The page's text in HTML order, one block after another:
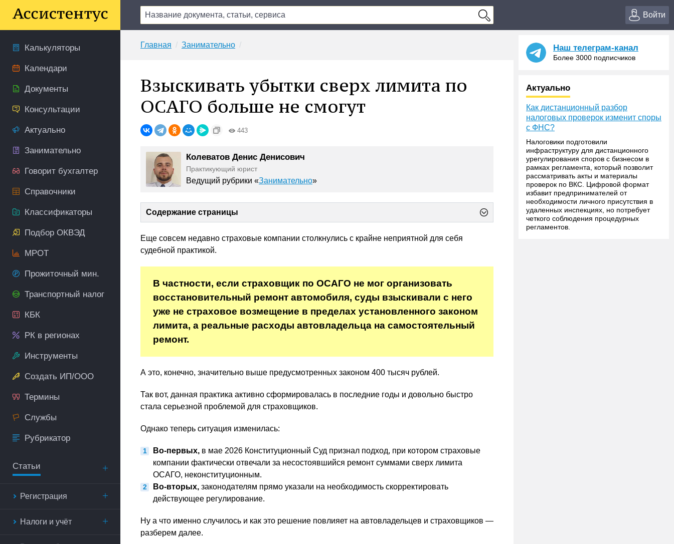
Войти
Калькуляторы
Календари
Документы
Консультации
Актуально
Занимательно
Говорит бухгалтер
Справочники
Классификаторы
Подбор ОКВЭД
МРОТ
Прожиточный мин.
Транспортный налог
КБК
РК в регионах
Инструменты
Создать ИП/ООО
Термины
Службы
Рубрикатор
Статьи
Регистрация
Налоги и учёт
Главная Занимательно
Взыскивать убытки сверх лимита по
ОСАГО больше не смогут
443
Колеватов Денис Денисович
Практикующий юрист
Ведущий рубрики «Занимательно»
Содержание страницы
Еще совсем недавно страховые компании столкнулись с крайне неприятной для себя
судебной практикой.
В частности, если страховщик по ОСАГО не мог организовать
восстановительный ремонт автомобиля, суды взыскивали с него
уже не страховое возмещение в пределах установленного законом
лимита, а реальные расходы автовладельца на самостоятельный
ремонт.
А это, конечно, значительно выше предусмотренных законом 400 тысяч рублей.
Так вот, данная практика активно сформировалась в последние годы и довольно быстро
стала серьезной проблемой для страховщиков.
Однако теперь ситуация изменилась:
Во-первых, в мае 2026 Конституционный Суд признал подход, при котором страховые
компании фактически отвечали за несостоявшийся ремонт суммами сверх лимита
ОСАГО, неконституционным.
Во-вторых, законодателям прямо указали на необходимость скорректировать
действующее регулирование.
Ну а что именно случилось и как это решение повлияет на автовладельцев и страховщиков —
разберем далее.
Наш телеграм-канал
Более 3000 подписчиков
Актуально
Как дистанционный разбор
налоговых проверок изменит споры
с ФНС?
Налоговики подготовили
инфраструктуру для дистанционного
урегулирования споров с бизнесом в
рамках регламента, который позволит
рассматривать акты и материалы
проверок по ВКС. Цифровой формат
избавит предпринимателей от
необходимости личного присутствия в
удаленных инспекциях, но потребует
четкого соблюдения процедурных
регламентов.